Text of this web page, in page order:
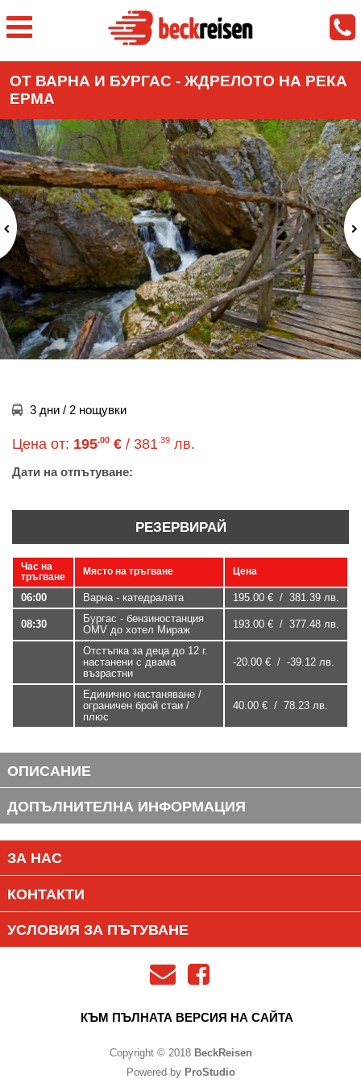
ОТ ВАРНА И БУРГАС - ЖДРЕЛОТО НА РЕКА
ЕРМА
3 дни / 2 нощувки
Цена от: 195.00 € / 381 .39 лв.
Дати на отпътуване:
РЕЗЕРВИРАЙ
Час на
тръгване
Място на тръгване Цена
06:00 Варна - катедралата 195.00 € / 381.39 лв.
08:30
Бургас - бензиностанция
OMV до хотел Мираж
193.00 € / 377.48 лв.
Отстъпка за деца до 12 г.
настанени с двама
възрастни
-20.00 € / -39.12 лв.
Единично настаняване /
ограничен брой стаи /
плюс
40.00 € / 78.23 лв.
ОПИСАНИЕ
ДОПЪЛНИТЕЛНА ИНФОРМАЦИЯ
ЗА НАС
КОНТАКТИ
УСЛОВИЯ ЗА ПЪТУВАНЕ
КЪМ ПЪЛНАТА ВЕРСИЯ НА САЙТА
Copyright © 2018 BeckReisen
Powered by ProStudio